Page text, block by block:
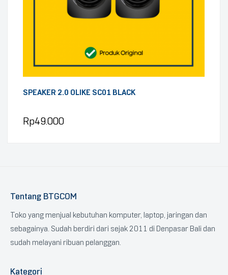
SPEAKER 2.0 OLIKE SC01 BLACK
Rp49.000
Tentang BTGCOM
Toko yang menjual kebutuhan komputer, laptop, jaringan dan
sebagainya. Sudah berdiri dari sejak 2011 di Denpasar Bali dan
sudah melayani ribuan pelanggan.
Kategori